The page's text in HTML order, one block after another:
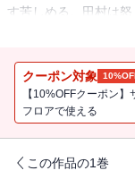
す苦しめる。田村は
原点を見る。依頼者
クーポン対象
【10%OFFクーポン
フロアで使える
この作品の1巻